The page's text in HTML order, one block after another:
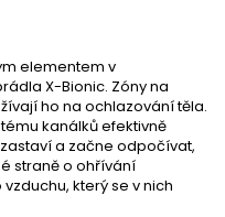
elementem v
X-Bionic. Zóny na
ho na ochlazování těla.
kanálků efektivně
a začne odpočívat,
straně o ohřívání
který se v nich